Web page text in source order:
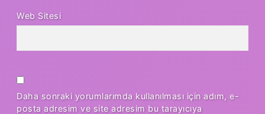
Web Sitesi
Daha sonraki yorumlarımda kullanılması için adım, e-
posta adresim ve site adresim bu tarayıcıya